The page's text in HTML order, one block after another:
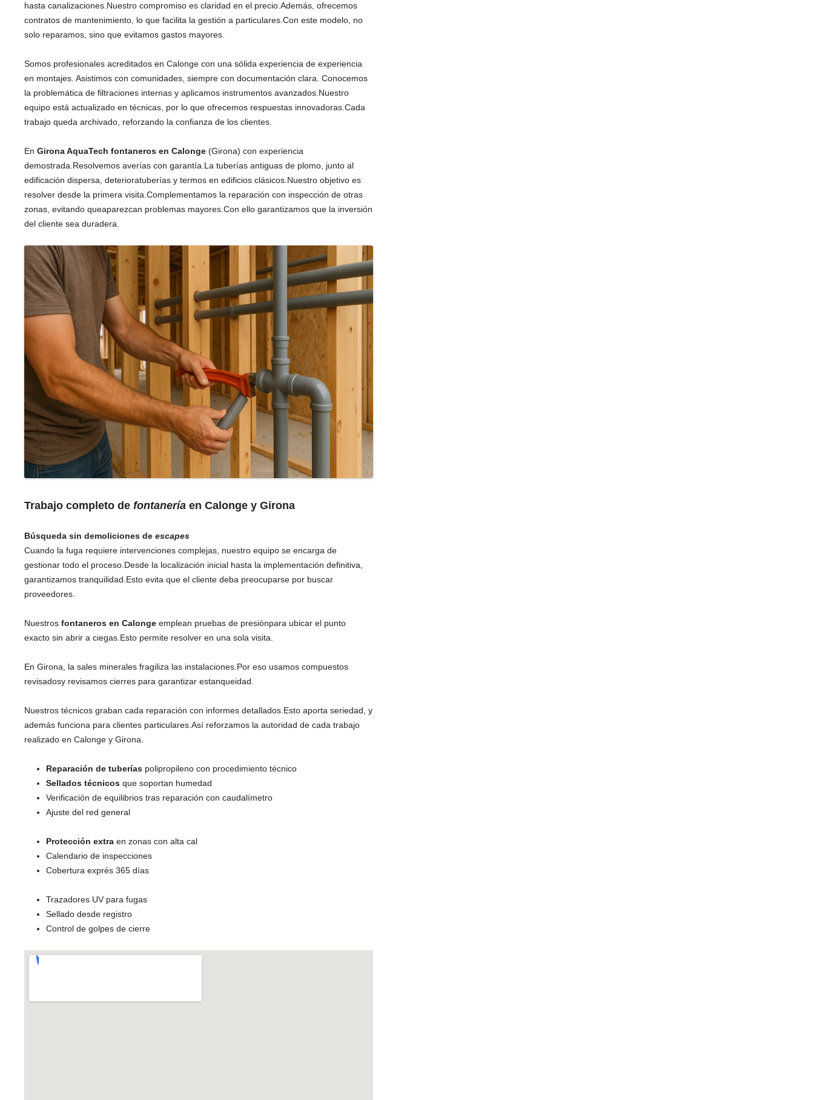
hasta canalizaciones.Nuestro compromiso es claridad en el precio.Además, ofrecemos
contratos de mantenimiento, lo que facilita la gestión a particulares.Con este modelo, no
solo reparamos, sino que evitamos gastos mayores.
Somos profesionales acreditados en Calonge con una sólida experiencia de experiencia
en montajes. Asistimos con comunidades, siempre con documentación clara. Conocemos
la problemática de filtraciones internas y aplicamos instrumentos avanzados.Nuestro
equipo está actualizado en técnicas, por lo que ofrecemos respuestas innovadoras.Cada
trabajo queda archivado, reforzando la confianza de los clientes.
En Girona AquaTech fontaneros en Calonge (Girona) con experiencia
demostrada.Resolvemos averías con garantía.La tuberías antiguas de plomo, junto al
edificación dispersa, deterioratuberías y termos en edificios clásicos.Nuestro objetivo es
resolver desde la primera visita.Complementamos la reparación con inspección de otras
zonas, evitando queaparezcan problemas mayores.Con ello garantizamos que la inversión
del cliente sea duradera.
Trabajo completo de fontanería en Calonge y Girona
Búsqueda sin demoliciones de escapes
Cuando la fuga requiere intervenciones complejas, nuestro equipo se encarga de
gestionar todo el proceso.Desde la localización inicial hasta la implementación definitiva,
garantizamos tranquilidad.Esto evita que el cliente deba preocuparse por buscar
proveedores.
Nuestros fontaneros en Calonge emplean pruebas de presiónpara ubicar el punto
exacto sin abrir a ciegas.Esto permite resolver en una sola visita.
En Girona, la sales minerales fragiliza las instalaciones.Por eso usamos compuestos
revisadosy revisamos cierres para garantizar estanqueidad.
Nuestros técnicos graban cada reparación con informes detallados.Esto aporta seriedad, y
además funciona para clientes particulares.Así reforzamos la autoridad de cada trabajo
realizado en Calonge y Girona.
Reparación de tuberías polipropileno con procedimiento técnico
Sellados técnicos que soportan humedad
Verificación de equilibrios tras reparación con caudalímetro
Ajuste del red general
Protección extra en zonas con alta cal
Calendario de inspecciones
Cobertura exprés 365 días
Trazadores UV para fugas
Sellado desde registro
Control de golpes de cierre